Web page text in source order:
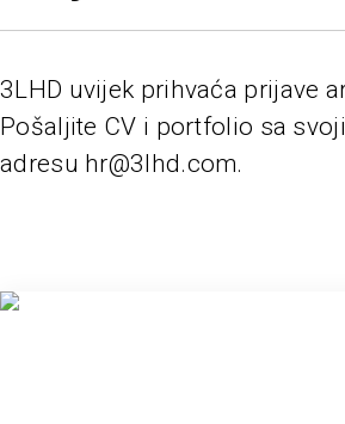
3LHD uvijek prihvaća prijave
Pošaljite CV i portfolio sa
adresu hr@3lhd.com.